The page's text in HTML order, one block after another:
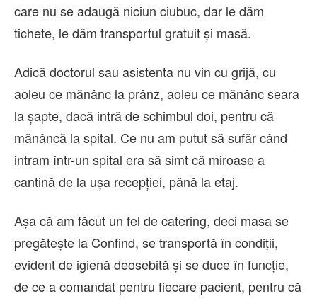
care nu se adaugă niciun ciubuc, dar le dăm
tichete, le dăm transportul gratuit și masă.
Adică doctorul sau asistenta nu vin cu grijă, cu
aoleu ce mănânc la prânz, aoleu ce mănânc seara
la șapte, dacă intră de schimbul doi, pentru că
mănâncă la spital. Ce nu am putut să sufăr când
intram într-un spital era să simt că miroase a
cantină de la ușa recepției, până la etaj.
Așa că am făcut un fel de catering, deci masa se
pregătește la Confind, se transportă în condiții,
evident de igienă deosebită și se duce în funcție,
de ce a comandat pentru fiecare pacient, pentru că